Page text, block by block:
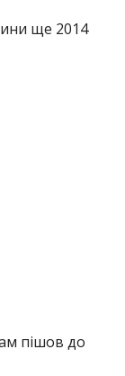
ще 2014
пішов до